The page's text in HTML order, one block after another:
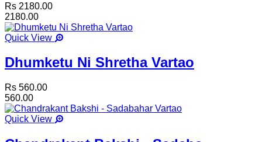
Rs 2180.00
2180.00
Quick View
Dhumketu Ni Shretha Vartao
Rs 560.00
560.00
Quick View